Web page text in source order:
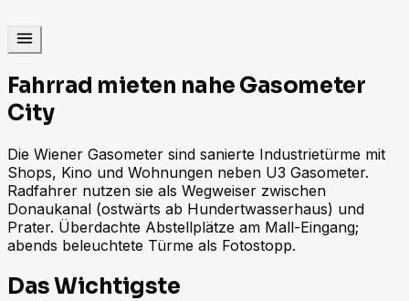
Fahrrad mieten nahe Gasometer
City
Die Wiener Gasometer sind sanierte Industrietürme mit
Shops, Kino und Wohnungen neben U3 Gasometer.
Radfahrer nutzen sie als Wegweiser zwischen
Donaukanal (ostwärts ab Hundertwasserhaus) und
Prater. Überdachte Abstellplätze am Mall-Eingang;
abends beleuchtete Türme als Fotostopp.
Das Wichtigste